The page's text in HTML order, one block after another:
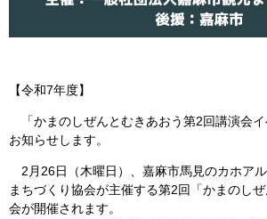
【令和7年度】
「かまのしぜんとむきあおう第2回講演会
お知らせします。
2月26日（木曜日）、嘉麻市馬見のカホア
まちづくり協会が主催する第2回「かまのし
会が開催されます。